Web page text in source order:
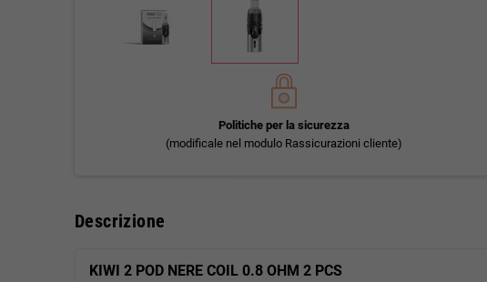
Politiche per la sicurezza
(modificale nel modulo Rassicurazioni cliente)
Descrizione
KIWI 2 POD NERE COIL 0.8 OHM 2 PCS